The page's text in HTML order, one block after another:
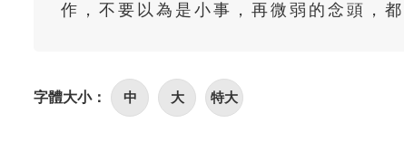
作，不要以為是小事，再微弱的念頭，
字體大小： 中 大 特大